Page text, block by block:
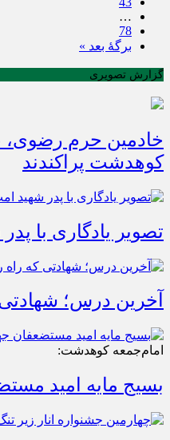
…
78
برگهٔ بعد »
گزارش تصویری
خادمین حرم
کوهدشت پراکندند
تصویر یادگاری با
آخرین درس؛
امام‌جمعه کوهدشت:
بسیج مایه امید